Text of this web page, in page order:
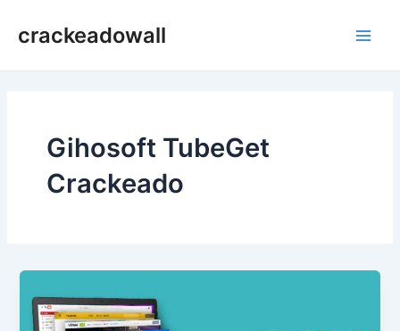
paracrackeadowall
Gihosoft TubeGet
Crackeado